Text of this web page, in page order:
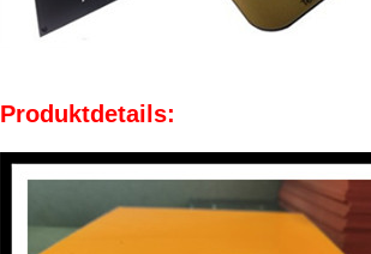
Produktdetails: